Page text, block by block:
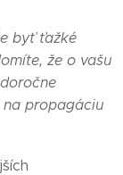
byť ťažké
že o vašu
propagáciu